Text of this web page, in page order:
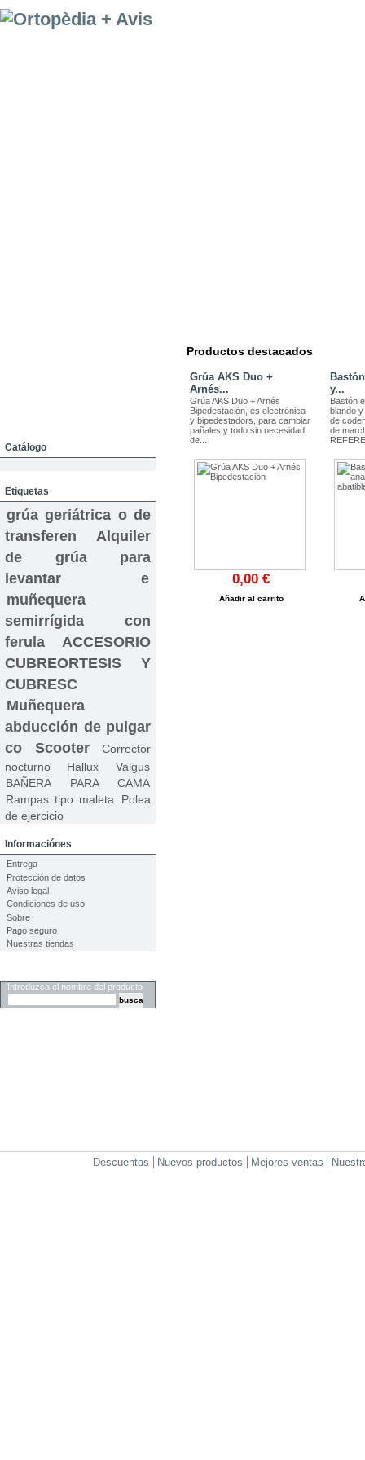
Catálogo
Etiquetas
grúa geriátrica o de
transferen
Alquiler
de grúa para
levantar e
muñequera
semirrígida con
ferula
ACCESORIO
CUBREORTESIS Y
CUBRESC
Muñequera
abducción de pulgar
co
Scooter
Corrector
nocturno Hallux Valgus
BAÑERA PARA CAMA
Rampas tipo maleta
Polea
de ejercicio
Informaciónes
Entrega
Protección de datos
Aviso legal
Condiciones de uso
Sobre
Pago seguro
Nuestras tiendas
Introduzca el nombre del producto
Productos destacados
Grúa AKS Duo +
Arnés...
Grúa AKS Duo + Arnés
Bipedestación, es electrónica
y bipedestadors, para cambiar
pañales y todo sin necesidad
de...
0,00 €
Añadir al carrito
y...
Bastón
blando
de
de
Descuentos Nuevos productos Mejores ventas